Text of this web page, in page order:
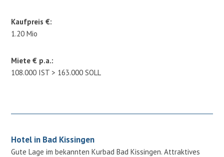
Kaufpreis €:
1.20 Mio
Miete € p.a.:
108.000 IST > 163.000 SOLL
Hotel in Bad Kissingen
Gute Lage im bekannten Kurbad Bad Kissingen. Attraktives